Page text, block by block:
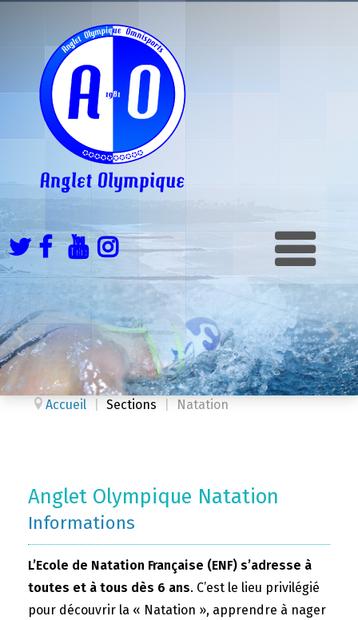
Accueil Sections Natation
Anglet Olympique Natation
Informations
L’Ecole de Natation Française (ENF) s’adresse à
toutes et à tous dès 6 ans. C’est le lieu privilégié
pour découvrir la « Natation », apprendre à nager